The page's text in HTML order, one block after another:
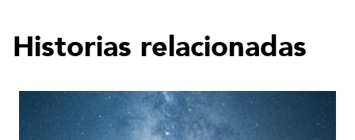
Historias relacionadas